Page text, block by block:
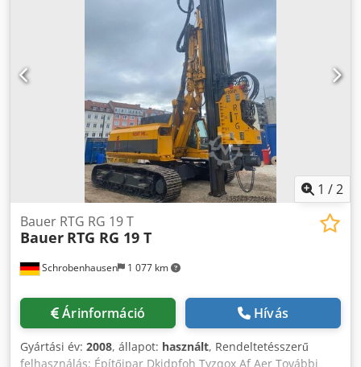
1 /2
Schrobenhausen 1 077 km
Bauer RTG RG 19 T
Bauer RTG RG 19 T
Árinformáció Hívás
Gyártási év: 2008, állapot: használt, Rendeltetésszerű
felhasználás: Építőipar Dkjdpfoh Tyzqox Af Aer További